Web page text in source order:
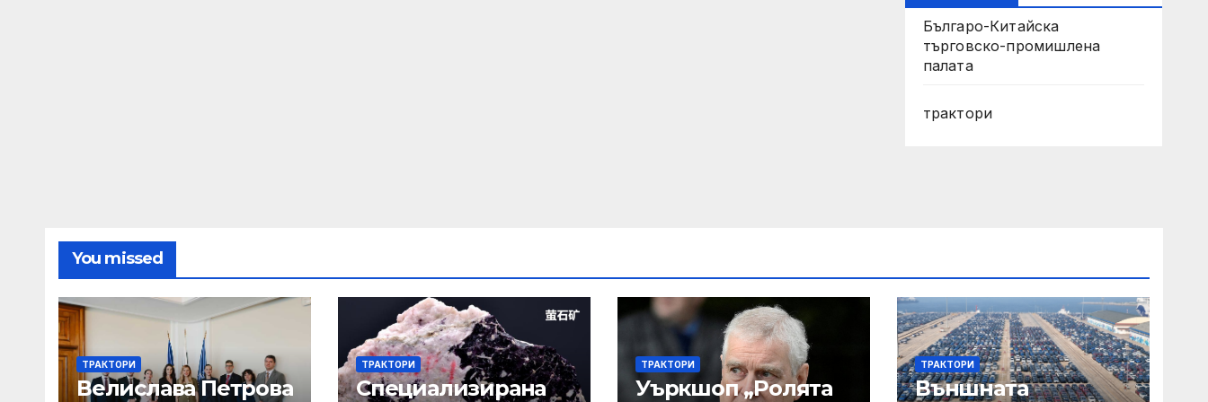
Българо-Китайска
търговско-промишлена
палата
трактори
You missed
ТРАКТОРИ
Велислава Петрова
ТРАКТОРИ
Специализирана
ТРАКТОРИ
Уъркшоп „Ролята
ТРАКТОРИ
Външната